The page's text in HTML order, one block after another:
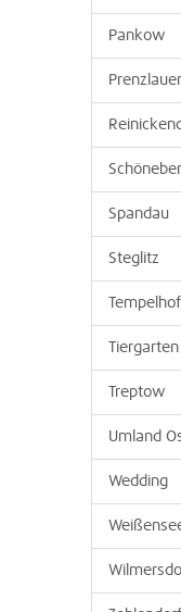
Pankow
Spandau
Steglitz
Tempelhof
Tiergarten
Treptow
Umland
Wedding